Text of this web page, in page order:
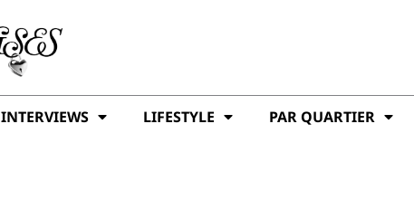
INTERVIEWS LIFESTYLE PAR QUARTIER